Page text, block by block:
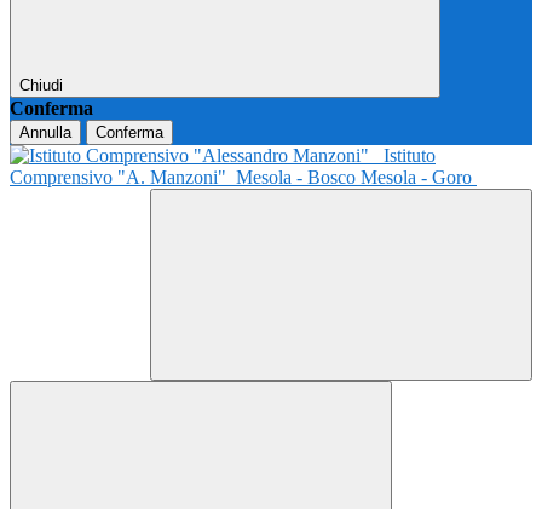
Chiudi
Conferma
Annulla Conferma
Istituto
Comprensivo "A. Manzoni" Mesola - Bosco Mesola - Goro